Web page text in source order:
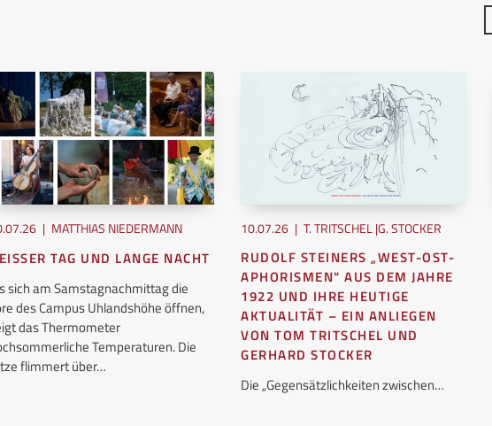
| MATTHIAS NIEDERMANN
TAG UND LANGE NACHT
sich am Samstagnachmittag die
des Campus Uhlandshöhe öffnen,
das Thermometer
Temperaturen. Die
flimmert über…
10.07.26 | T. TRITSCHEL |G. STOCKER
RUDOLF STEINERS „WEST-OST-
APHORISMEN“ AUS DEM JAHRE
1922 UND IHRE HEUTIGE
AKTUALITÄT – EIN ANLIEGEN
VON TOM TRITSCHEL UND
GERHARD STOCKER
Die „Gegensätzlichkeiten zwischen…